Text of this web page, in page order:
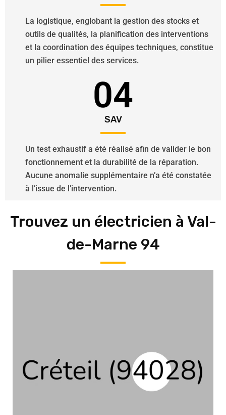
La logistique, englobant la gestion des stocks et
outils de qualités, la planification des interventions
et la coordination des équipes techniques, constitue
un pilier essentiel des services.
04
SAV
Un test exhaustif a été réalisé afin de valider le bon
fonctionnement et la durabilité de la réparation.
Aucune anomalie supplémentaire n’a été constatée
à l’issue de l’intervention.
Trouvez un électricien à Val-
de-Marne 94